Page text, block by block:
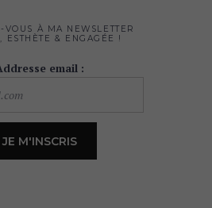
VOUS À MA NEWSLETTER
ESTHÈTE & ENGAGÉE !
email :